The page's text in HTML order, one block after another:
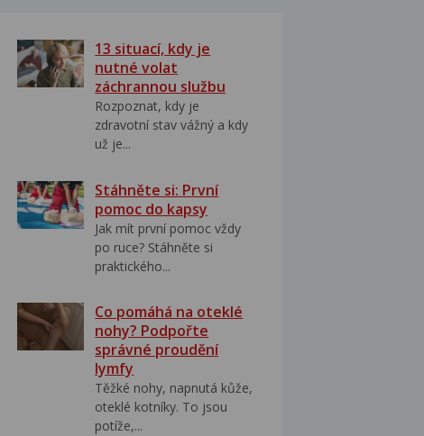
13 situací, kdy je
nutné volat
záchrannou službu
Rozpoznat, kdy je
zdravotní stav vážný a kdy
už je...
Stáhněte si: První
pomoc do kapsy
Jak mít první pomoc vždy
po ruce? Stáhněte si
praktického...
Co pomáhá na oteklé
nohy? Podpořte
správné proudění
lymfy
Těžké nohy, napnutá kůže,
oteklé kotníky. To jsou
potíže,...